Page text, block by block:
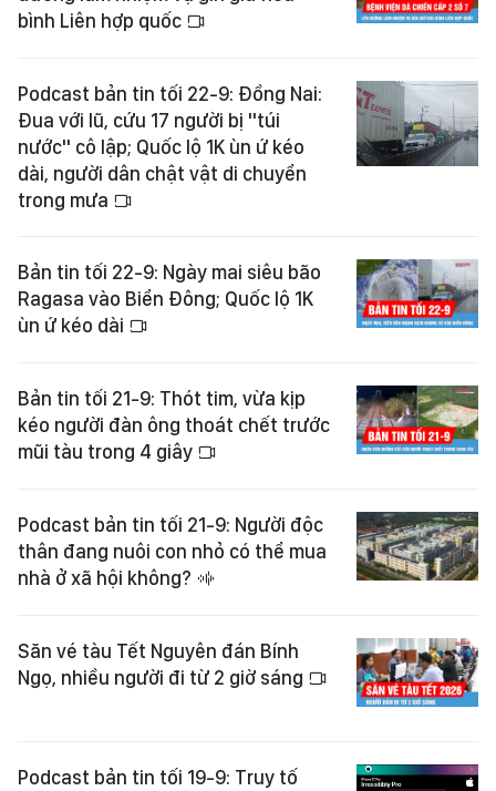
bình Liên hợp quốc
Podcast bản tin tối 22-9: Đồng Nai:
Đua với lũ, cứu 17 người bị "túi
nước" cô lập; Quốc lộ 1K ùn ứ kéo
dài, người dân chật vật di chuyển
trong mưa
Bản tin tối 22-9: Ngày mai siêu bão
Ragasa vào Biển Đông; Quốc lộ 1K
ùn ứ kéo dài
Bản tin tối 21-9: Thót tim, vừa kịp
kéo người đàn ông thoát chết trước
mũi tàu trong 4 giây
Podcast bản tin tối 21-9: Người độc
thân đang nuôi con nhỏ có thể mua
nhà ở xã hội không?
Săn vé tàu Tết Nguyên đán Bính
Ngọ, nhiều người đi từ 2 giờ sáng
Podcast bản tin tối 19-9: Truy tố